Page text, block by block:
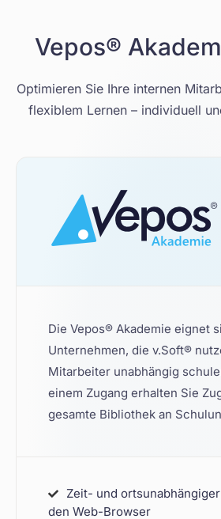
Vepos®
Optimieren Sie Ihre internen
flexiblem Lernen – individuell
Die Vepos® Akademie eignet
Unternehmen, die v.Soft®
Mitarbeiter unabhängig
einem Zugang erhalten Sie
gesamte Bibliothek an
Zeit- und
den Web-Browser